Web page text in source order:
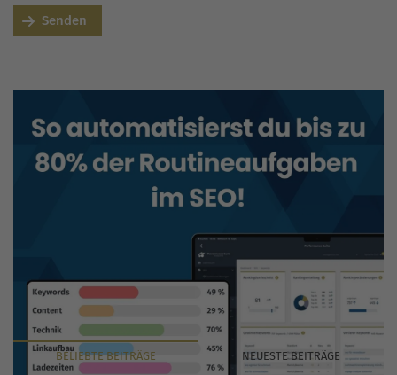
Senden
BELIEBTEBEITRÄGE NEUESTEBEITRÄGE